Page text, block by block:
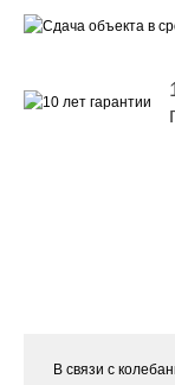
В связи с